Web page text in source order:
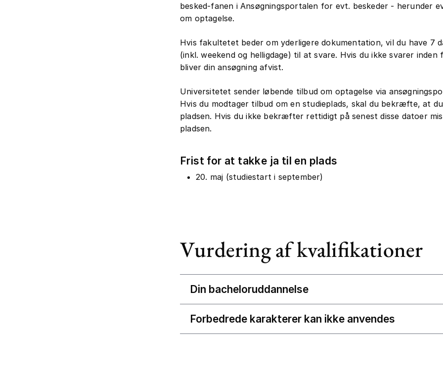
besked-fanen i Ansøgningsportalen for evt. beskeder - herunder
om optagelse.
Hvis fakultetet beder om yderligere dokumentation, vil du have 7
(inkl. weekend og helligdage) til at svare. Hvis du ikke svarer
bliver din ansøgning afvist.
Universitetet sender løbende tilbud om optagelse via
Hvis du modtager tilbud om en studieplads, skal du bekræfte, at
pladsen. Hvis du ikke bekræfter rettidigt på senest disse datoer
pladsen.
Frist for at takke ja til en plads
20. maj (studiestart i september)
Vurdering af kvalifikationer
Din bacheloruddannelse
Forbedrede karakterer kan ikke anvendes